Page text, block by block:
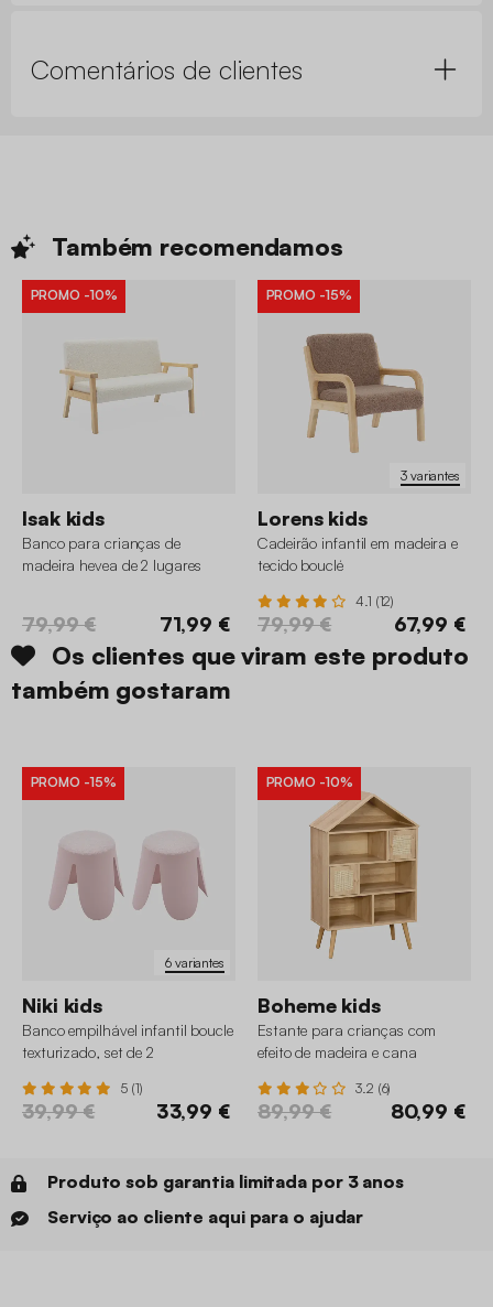
Comentários de clientes
Também recomendamos
PROMO -10%
Isak kids
Banco para crianças de
madeira hevea de 2 lugares
79,99 € 71,99 €
3 variantes
PROMO -15%
Lorens kids
Cadeirão infantil em madeira e
tecido bouclé
4.1 (12)
79,99 € 67,99 €
Os clientes que viram este produto
também gostaram
6 variantes
PROMO -15%
Niki kids
Banco empilhável infantil boucle
texturizado, set de 2
5 (1)
39,99 € 33,99 €
PROMO -10%
Boheme kids
Estante para crianças com
efeito de madeira e cana
3.2 (6)
89,99 € 80,99 €
Produto sob garantia limitada por 3 anos
Serviço ao cliente aqui para o ajudar